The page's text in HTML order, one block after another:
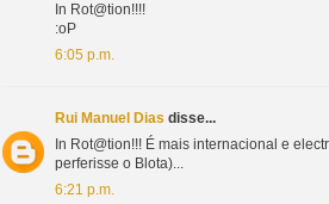
In Rot@tion!!!!
:oP
6:05 p.m.
Rui Manuel Dias disse...
In Rot@tion!!! É mais internacional e
perferisse o Blota)...
6:21 p.m.